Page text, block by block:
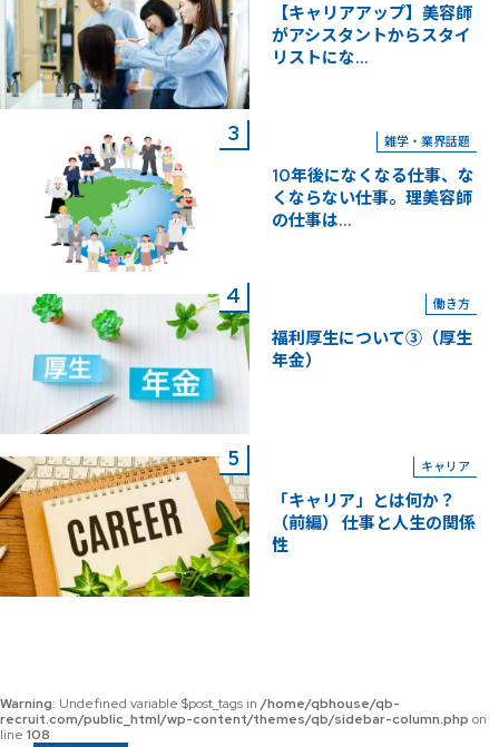
【キャリアアップ】美容師
がアシスタントからスタイ
リストにな...
雑学・業界話題
10年後になくなる仕事、な
くならない仕事。理美容師
の仕事は...
働き方
福利厚生について③（厚生
年金）
キャリア
「キャリア」とは何か？
（前編） 仕事と人生の関係
性
Warning: Undefined variable $post_tags in /home/qbhouse/qb-
recruit.com/public_html/wp-content/themes/qb/sidebar-column.php on
line 108